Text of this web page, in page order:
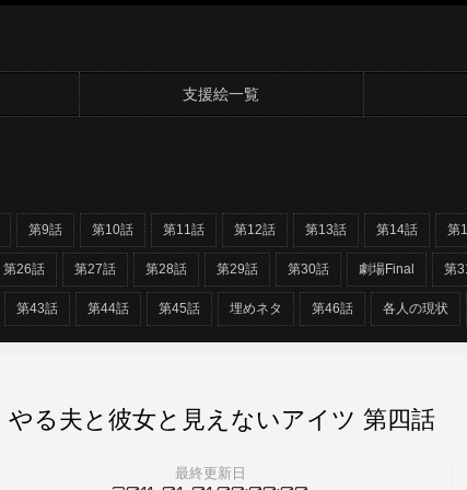
支援絵一覧
第9話 第10話 第11話 第12話 第13話 第14話 第
第26話 第27話 第28話 第29話 第30話 劇場Final 第
第43話 第44話 第45話 埋めネタ 第46話 各人の現状
最終更新日
やる夫と彼女と見えないアイツ 第四話